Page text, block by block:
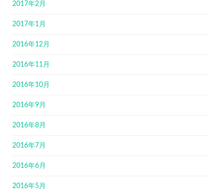
2017年2月
2017年1月
2016年12月
2016年11月
2016年10月
2016年9月
2016年8月
2016年7月
2016年6月
2016年5月